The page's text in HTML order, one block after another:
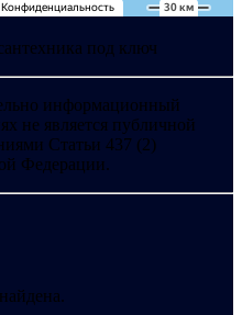
под ключ
информационный
не является публичной
Статьи 437 (2)
Федерации.